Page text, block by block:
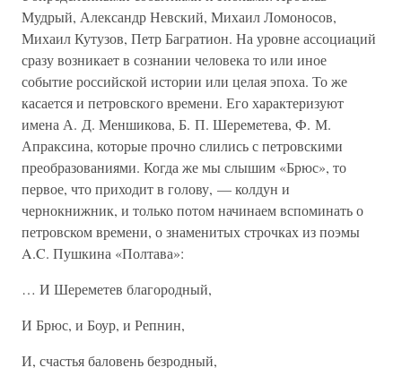
Мудрый, Александр Невский, Михаил Ломоносов,
Михаил Кутузов, Петр Багратион. На уровне ассоциаций
сразу возникает в сознании человека то или иное
событие российской истории или целая эпоха. То же
касается и петровского времени. Его характеризуют
имена А. Д. Меншикова, Б. П. Шереметева, Ф. М.
Апраксина, которые прочно слились с петровскими
преобразованиями. Когда же мы слышим «Брюс», то
первое, что приходит в голову, — колдун и
чернокнижник, и только потом начинаем вспоминать о
петровском времени, о знаменитых строчках из поэмы
A.C. Пушкина «Полтава»:
… И Шереметев благородный,
И Брюс, и Боур, и Репнин,
И, счастья баловень безродный,